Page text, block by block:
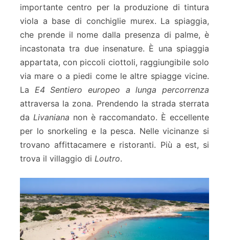
importante centro per la produzione di tintura
viola a base di conchiglie murex. La spiaggia,
che prende il nome dalla presenza di palme, è
incastonata tra due insenature. È una spiaggia
appartata, con piccoli ciottoli, raggiungibile solo
via mare o a piedi come le altre spiagge vicine.
La E4 Sentiero europeo a lunga percorrenza
attraversa la zona. Prendendo la strada sterrata
da Livaniana non è raccomandato. È eccellente
per lo snorkeling e la pesca. Nelle vicinanze si
trovano affittacamere e ristoranti. Più a est, si
trova il villaggio di Loutro.